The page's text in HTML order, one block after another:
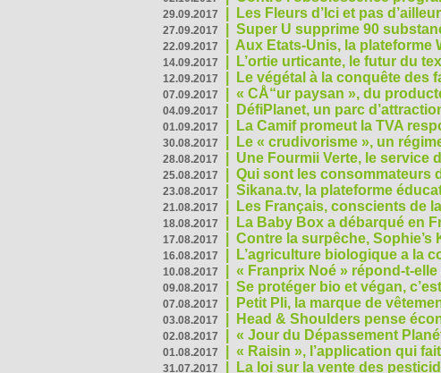
29.09.2017 Les Fleurs d’Ici et pas
27.09.2017 Super U supprime 90
22.09.2017 Aux Etats-Unis, la
14.09.2017 L’ortie urticante, le futur du
12.09.2017 Le végétal à la conquête des
07.09.2017 « CÅ“ur paysan », du
04.09.2017 DéfiPlanet, un parc
01.09.2017 La Camif promeut la TVA
30.08.2017 Le « crudivorisme », un
28.08.2017 Une Fourmii Verte, le service
25.08.2017 Qui sont les consommateurs
23.08.2017 Sikana.tv, la plateforme
21.08.2017 Les Français, conscients de
18.08.2017 La Baby Box a débarqué en
17.08.2017 Contre la surpêche,
16.08.2017 L’agriculture biologique a la
10.08.2017 « Franprix Noé » répond-t-
09.08.2017 Se protéger bio et végan,
07.08.2017 Petit Pli, la marque de
03.08.2017 Head & Shoulders pense
02.08.2017 « Jour du Dépassement
01.08.2017 « Raisin », l’application qui
31.07.2017 La loi sur la vente des